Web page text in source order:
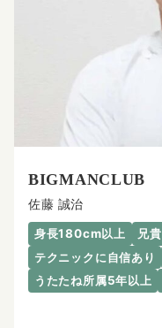
BIGMANCLUB
佐藤 誠治
身長180cm以上 兄貴
テクニックに自信あり
うたたね所属5年以上